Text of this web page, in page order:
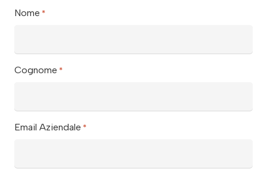
Nome *
Cognome *
Email Aziendale *